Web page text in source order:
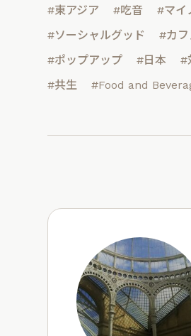
#東アジア #吃音 #マイ
#ソーシャルグッド
#カフ
#ポップアップ
#日本 #
#共生
#Food and